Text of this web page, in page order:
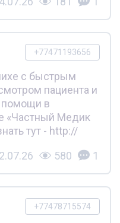
+77471193656
с быстрым
пациента и
помощи в
«Частный Медик
тут - http://
580 1
+77478715574